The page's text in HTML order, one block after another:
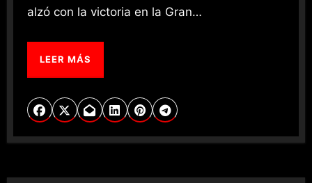
alzó con la victoria en la Gran…
LEER MÁS